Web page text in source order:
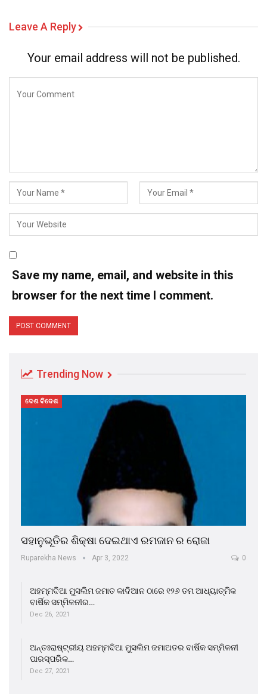
Leave A Reply
Your email address will not be published.
Save my name, email, and website in this
browser for the next time I comment.
Trending Now
ଦେଶ ବିଦେଶ
ସହାନୁଭୂତିର ଶିକ୍ଷା ଦେଇଥାଏ ରମଜାନ ର ରୋଜା
Ruparekha News Apr 3, 2022 0
ଅହମ୍ମଦିଆ ମୁସଲିମ ଜମାତ କାଦିଆନ ଠାରେ ୧୨୬ ତମ ଆଧ୍ୟାତ୍ମିକ
ବାର୍ଷିକ ସମ୍ମିଳନୀର…
Dec 26, 2021
ଅନ୍ତଃରାଷ୍ଟ୍ରୀୟ ଅହମ୍ମଦିଆ ମୁସଲିମ ଜମାଅତର ବାର୍ଷିକ ସମ୍ମିଳନୀ
ପାରସ୍ପରିକ…
Dec 27, 2021